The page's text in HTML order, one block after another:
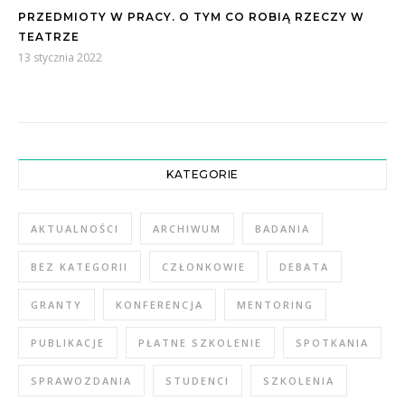
PRZEDMIOTY W PRACY. O TYM CO ROBIĄ RZECZY W
TEATRZE
13 stycznia 2022
KATEGORIE
AKTUALNOŚCI ARCHIWUM BADANIA
BEZ KATEGORII CZŁONKOWIE DEBATA
GRANTY KONFERENCJA MENTORING
PUBLIKACJE PŁATNE SZKOLENIE SPOTKANIA
SPRAWOZDANIA STUDENCI SZKOLENIA